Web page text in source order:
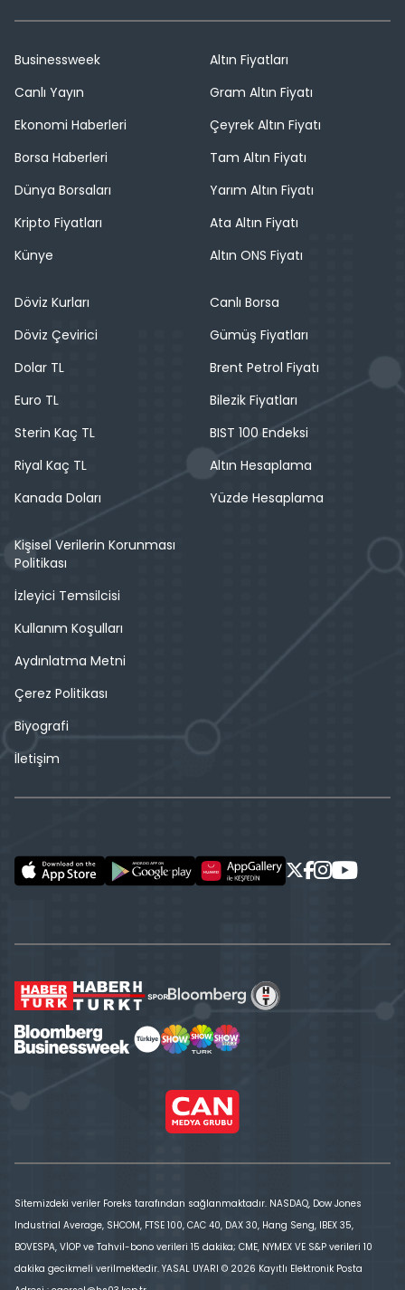
Businessweek
Canlı Yayın
Ekonomi Haberleri
Borsa Haberleri
Dünya Borsaları
Kripto Fiyatları
Künye
Altın Fiyatları
Gram Altın Fiyatı
Çeyrek Altın Fiyatı
Tam Altın Fiyatı
Yarım Altın Fiyatı
Ata Altın Fiyatı
Altın ONS Fiyatı
Döviz Kurları
Döviz Çevirici
Dolar TL
Euro TL
Sterin Kaç TL
Riyal Kaç TL
Kanada Doları
Canlı Borsa
Gümüş Fiyatları
Brent Petrol Fiyatı
Bilezik Fiyatları
BIST 100 Endeksi
Altın Hesaplama
Yüzde Hesaplama
Kişisel Verilerin Korunması
Politikası
İzleyici Temsilcisi
Kullanım Koşulları
Aydınlatma Metni
Çerez Politikası
Biyografi
İletişim
Sitemizdeki veriler Foreks tarafından sağlanmaktadır. NASDAQ, Dow Jones
Industrial Average, SHCOM, FTSE 100, CAC 40, DAX 30, Hang Seng, IBEX 35,
BOVESPA, VİOP ve Tahvil-bono verileri 15 dakika; CME, NYMEX VE S&P verileri 10
dakika gecikmeli verilmektedir. YASAL UYARI © 2026 Kayıtlı Elektronik Posta